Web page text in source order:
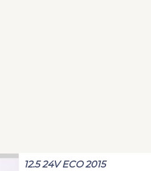
12.5 24V ECO 2015